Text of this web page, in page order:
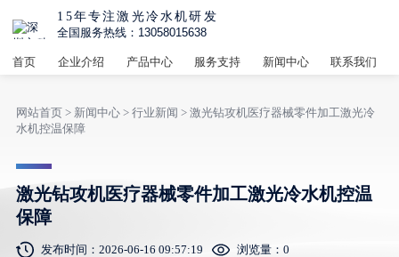
15年专注激光冷水机研发
全国服务热线：13058015638
首页 企业介绍 产品中心 服务支持 新闻中心 联系我们
网站首页> 新闻中心> 行业新闻 > 激光钻攻机医疗器械零件加工激光冷
水机控温保障
激光钻攻机医疗器械零件加工激光冷水机控温
保障
发布时间：2026-06-16 09:57:19 浏览量： 0